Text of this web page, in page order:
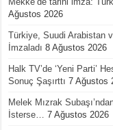
Ağustos 2026
Türkiye, Suudi Arabistan
İmzaladı 8 Ağustos 2026
Halk TV’de ‘Yeni Parti’
Sonuç Şaşırttı 7 Ağustos
Melek Mızrak
İsterse… 7 Ağustos 2026